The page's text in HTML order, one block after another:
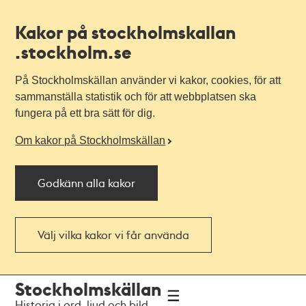
Kakor på stockholmskallan
.stockholm.se
På Stockholmskällan använder vi kakor, cookies, för att
sammanställa statistik och för att webbplatsen ska
fungera på ett bra sätt för dig.
Om kakor på Stockholmskällan
Godkänn alla kakor
Välj vilka kakor vi får använda
navigationen
huvudinnehållet
Stockholmskällan